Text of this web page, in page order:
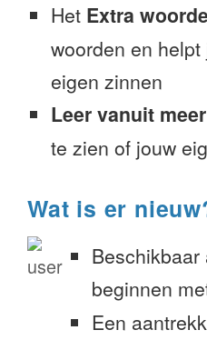
Het Extra
woorden en
eigen zinnen
Leer vanuit
te zien of jouw
Wat is er
beginnen
Een